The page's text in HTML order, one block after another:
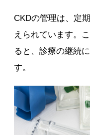
CKDの管理は、定
えられています。
ると、診療の継続
す。